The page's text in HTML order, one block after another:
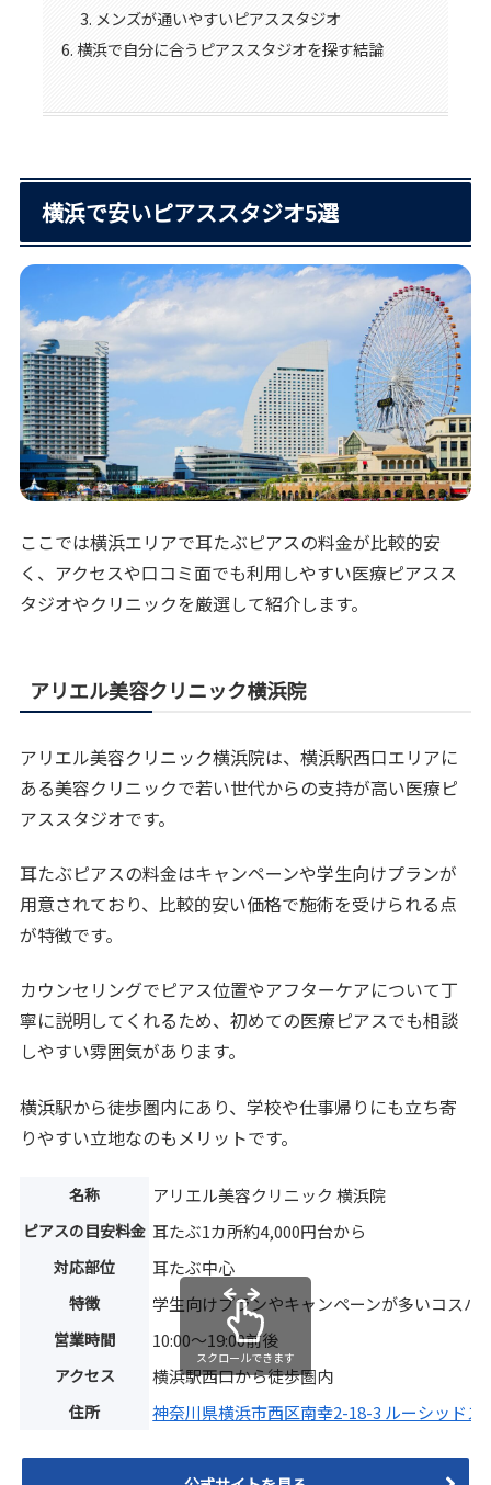
メンズが通いやすいピアススタジオ
横浜で自分に合うピアススタジオを探す結論
横浜で安いピアススタジオ5選
ここでは横浜エリアで耳たぶピアスの料金が比較的安
く、アクセスや口コミ面でも利用しやすい医療ピアスス
タジオやクリニックを厳選して紹介します。
アリエル美容クリニック横浜院
アリエル美容クリニック横浜院は、横浜駅西口エリアに
ある美容クリニックで若い世代からの支持が高い医療ピ
アススタジオです。
耳たぶピアスの料金はキャンペーンや学生向けプランが
用意されており、比較的安い価格で施術を受けられる点
が特徴です。
カウンセリングでピアス位置やアフターケアについて丁
寧に説明してくれるため、初めての医療ピアスでも相談
しやすい雰囲気があります。
横浜駅から徒歩圏内にあり、学校や仕事帰りにも立ち寄
りやすい立地なのもメリットです。
名称 アリエル美容クリニック 横浜院
ピアスの目安料金 耳たぶ1カ所約4,000円台から
対応部位 耳たぶ中心
特徴 学生向けプランやキャンペーンが多いコスパ
営業時間 10:00〜19:00前後
アクセス 横浜駅西口から徒歩圏内
住所 神奈川県横浜市西区南幸2-18-3 ルーシッド
スクロールできます